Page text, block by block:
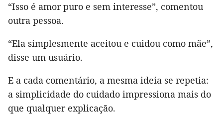
“Isso é amor puro e sem interesse”, comentou
outra pessoa.
“Ela simplesmente aceitou e cuidou como mãe”,
disse um usuário.
E a cada comentário, a mesma ideia se repetia:
a simplicidade do cuidado impressiona mais do
que qualquer explicação.